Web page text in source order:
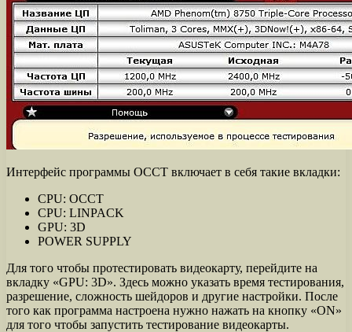
Интерфейс программы OCCT включает в себя такие вкладки:
CPU: OCCT
CPU: LINPACK
GPU: 3D
POWER SUPPLY
Для того чтобы протестировать видеокарту, перейдите на
вкладку «GPU: 3D». Здесь можно указать время тестирования,
разрешение, сложность шейдоров и другие настройки. После
того как программа настроена нужно нажать на кнопку «ON»
для того чтобы запустить тестирование видеокарты.